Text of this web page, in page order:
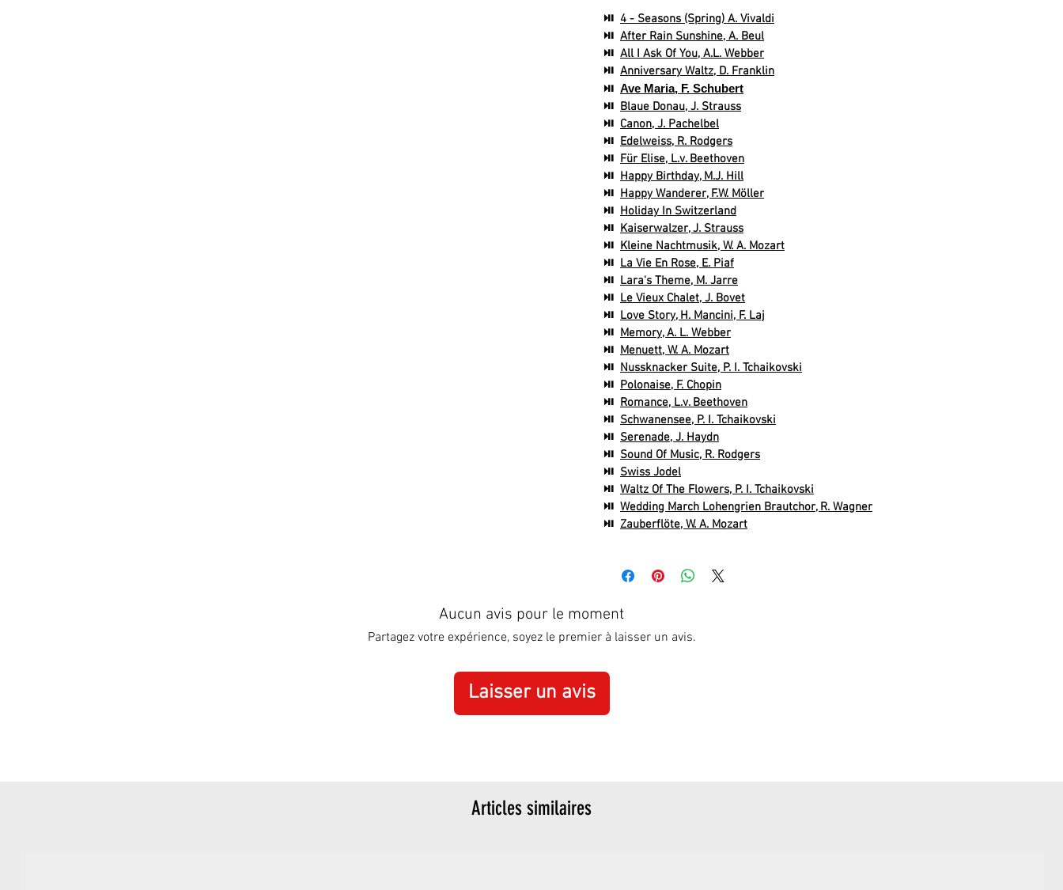
⏯ 4 - Seasons (Spring) A. Vivaldi
⏯ After Rain Sunshine, A. Beul
⏯ All I Ask Of You, A.L. Webber
⏯ Anniversary Waltz, D. Franklin
⏯ Ave Maria, F. Schubert
⏯ Blaue Donau, J. Strauss
⏯ Canon, J. Pachelbel
⏯ Edelweiss, R. Rodgers
⏯ Für Elise, L.v. Beethoven
⏯ Happy Birthday, M.J. Hill
⏯ Happy Wanderer, F.W. Möller
⏯ Holiday In Switzerland
⏯ Kaiserwalzer, J. Strauss
⏯ Kleine Nachtmusik, W. A. Mozart
⏯ La Vie En Rose, E. Piaf
⏯ Lara's Theme, M. Jarre
⏯ Le Vieux Chalet, J. Bovet
⏯ Love Story, H. Mancini, F. Laj
⏯ Memory, A. L. Webber
⏯ Menuett, W. A. Mozart
⏯ Nussknacker Suite, P. I. Tchaikovski
⏯ Polonaise, F. Chopin
⏯ Romance, L.v. Beethoven
⏯ Schwanensee, P. I. Tchaikovski
⏯ Serenade, J. Haydn
⏯ Sound Of Music, R. Rodgers
⏯ Swiss Jodel
⏯ Waltz Of The Flowers, P. I. Tchaikovski
⏯ Wedding March Lohengrien Brautchor, R. Wagner
⏯ Zauberflöte, W. A. Mozart
Aucun avis pour le moment
Partagez votre expérience, soyez le premier à laisser un avis.
Laisser un avis
Articles similaires